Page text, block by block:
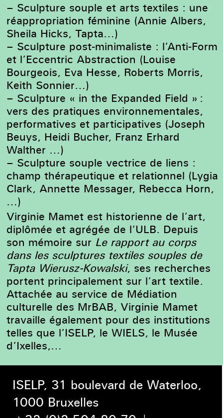
– Sculpture souple et arts textiles : une
réappropriation féminine (Annie Albers,
Sheila Hicks, Tapta…)
– Sculpture post-minimaliste : l’Anti-Form
et l’Eccentric Abstraction (Louise
Bourgeois, Eva Hesse, Roberts Morris,
Keith Sonnier…)
– Sculpture « in the Expanded Field » :
vers des pratiques environnementales,
performatives et participatives (Joseph
Beuys, Heidi Bucher, Franz Erhard
Walther …)
– Sculpture souple vectrice de liens :
champ thérapeutique et relationnel (Lygia
Clark,Annette Messager, Rebecca Horn,
…)
Virginie Mamet est historienne de l’art,
diplômée et agrégée de l’ULB. Depuis
son mémoire sur Le rapport au corps
dans les sculptures textiles souples de
Tapta Wierusz-Kowalski, ses recherches
portent principalement sur l’art textile.
Attachée au service de Médiation
culturelle des MrBAB, Virginie Mamet
travaille également pour des institutions
telles que l’ISELP, le WIELS, le Musée
d’Ixelles,…
ISELP, 31 boulevard de Waterloo,
1000 Bruxelles